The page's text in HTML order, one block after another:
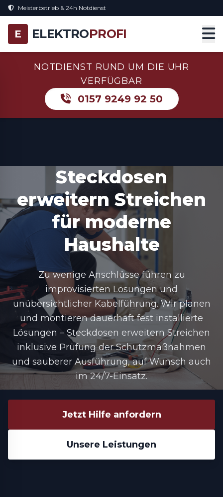
Meisterbetrieb & 24h Notdienst
E ELEKTROPROFI
NOTDIENST RUND UM DIE UHR
VERFÜGBAR
0157 9249 92 50
Steckdosen
erweitern Streichen
für moderne
Haushalte
Zu wenige Anschlüsse führen zu
improvisierten Lösungen und
unübersichtlicher Kabelführung. Wir planen
und montieren dauerhaft fest installierte
Lösungen – Steckdosen erweitern Streichen
inklusive Prüfung der Schutzmaßnahmen
und sauberer Ausführung, auf Wunsch auch
im 24/7-Einsatz.
Jetzt Hilfe anfordern
Unsere Leistungen